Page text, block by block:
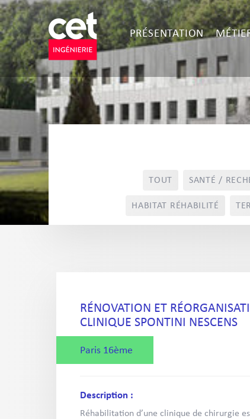
PRÉSENTATION
TOUT SANTÉ /
HABITAT RÉHABILITÉ
RÉNOVATION ET
CLINIQUE SPONTINI NESCENS
Paris 16ème
Description :
Réhabilitation d’une clinique de chirurgie